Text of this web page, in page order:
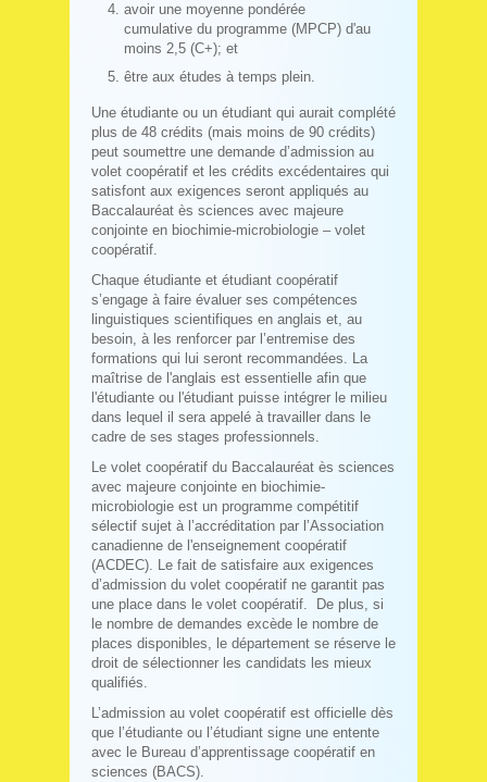
avoir une moyenne pondérée
cumulative du programme (MPCP) d'au
moins 2,5 (C+); et
être aux études à temps plein.
Une étudiante ou un étudiant qui aurait complété
plus de 48 crédits (mais moins de 90 crédits)
peut soumettre une demande d’admission au
volet coopératif et les crédits excédentaires qui
satisfont aux exigences seront appliqués au
Baccalauréat ès sciences avec majeure
conjointe en biochimie-microbiologie – volet
coopératif.
Chaque étudiante et étudiant coopératif
s’engage à faire évaluer ses compétences
linguistiques scientifiques en anglais et, au
besoin, à les renforcer par l’entremise des
formations qui lui seront recommandées. La
maîtrise de l'anglais est essentielle afin que
l'étudiante ou l'étudiant puisse intégrer le milieu
dans lequel il sera appelé à travailler dans le
cadre de ses stages professionnels.
Le volet coopératif du Baccalauréat ès sciences
avec majeure conjointe en biochimie-
microbiologie est un programme compétitif
sélectif sujet à l’accréditation par l’Association
canadienne de l'enseignement coopératif
(ACDEC). Le fait de satisfaire aux exigences
d’admission du volet coopératif ne garantit pas
une place dans le volet coopératif. De plus, si
le nombre de demandes excède le nombre de
places disponibles, le département se réserve le
droit de sélectionner les candidats les mieux
qualifiés.
L’admission au volet coopératif est officielle dès
que l’étudiante ou l’étudiant signe une entente
avec le Bureau d’apprentissage coopératif en
sciences (BACS).